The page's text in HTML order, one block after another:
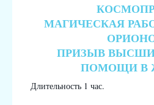
МАГИЧЕСКАЯ
ПРИЗЫВ
ПОМОЩИ В
Длительность 1 час.